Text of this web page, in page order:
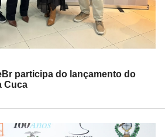
participa do lançamento do
Cuca